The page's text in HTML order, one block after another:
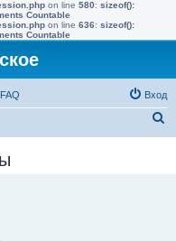
on line 580: sizeof():
Countable
on line 636: sizeof():
Countable
FAQ Вход